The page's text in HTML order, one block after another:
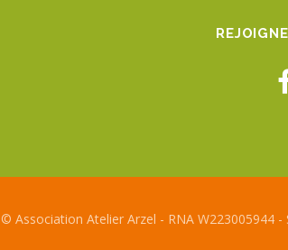
© Association Atelier Arzel - RNA W223005944 -